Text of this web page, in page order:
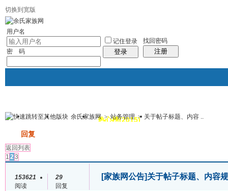
切换到宽版
用户名
密 码
记住登录
登录
找回密码
注册
我的 讨论区 热心榜(2015) 风采堂
余氏家族网 > 站务管理 > 关于帖子标题、内容 ..
回复
返回列表
1 23
153621
阅读
29
回复
[家族网公告]关于帖子标题、内容